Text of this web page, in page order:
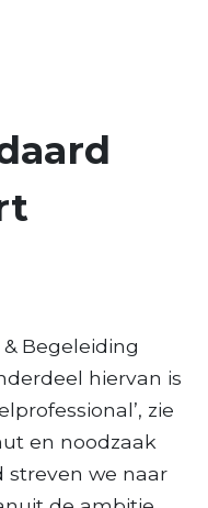
Begeleiding
hiervan is
zie
en noodzaak
streven we naar